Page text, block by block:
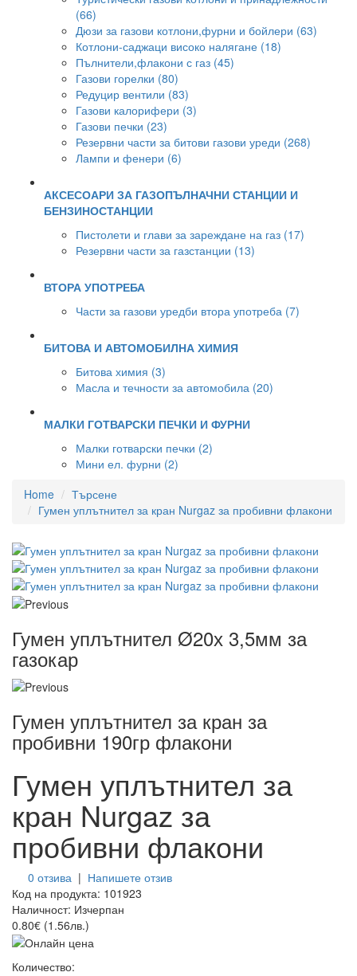
(66)
Дюзи за газови котлони,фурни и бойлери (63)
Котлони-саджаци високо налягане (18)
Пълнители,флакони с газ (45)
Газови горелки (80)
Редуцир вентили (83)
Газови калорифери (3)
Газови печки (23)
Резервни части за битови газови уреди (268)
Лампи и фенери (6)
АКСЕСОАРИ ЗА ГАЗОПЪЛНАЧНИ СТАНЦИИ И
БЕНЗИНОСТАНЦИИ
Пистолети и глави за зареждане на газ (17)
Резервни части за газстанции (13)
ВТОРА УПОТРЕБА
Части за газови уредби втора употреба (7)
БИТОВА И АВТОМОБИЛНА ХИМИЯ
Битова химия (3)
Масла и течности за автомобила (20)
МАЛКИ ГОТВАРСКИ ПЕЧКИ И ФУРНИ
Малки готварски печки (2)
Мини ел. фурни (2)
Home
Търсене
Гумен уплътнител за кран Nurgaz за пробивни флакони
Гумен уплътнител Ø20х 3,5мм за
газокар
Гумен уплътнител за кран за
пробивни 190гр флакони
Гумен уплътнител за
кран Nurgaz за
пробивни флакони
0 отзива | Напишете отзив
Код на продукта: 101923
Наличност: Изчерпан
0.80€ (1.56лв.)
Количество: